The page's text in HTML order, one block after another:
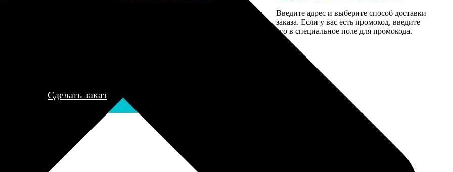
заказа к печати
могут связаться с Вами
телефону или email для
деталей.
Оплатите заказ банковской картой. После
оплаты получите подтверждение на email с
Введите адрес и выберите способ доставки
заказа. Если у вас есть промокод, введите
его в специальное поле для промокода.
Сделать заказ